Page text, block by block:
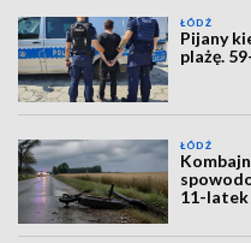
ŁÓDŹ
Pijany
plażę.
ŁÓDŹ
11-latek